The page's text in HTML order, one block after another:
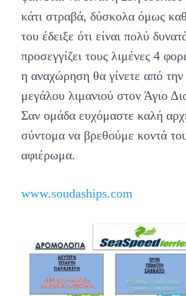
κάτι στραβά, δύσκολα όμως
του έδειξε ότι είναι πολύ
προσεγγίζει τους λιμένες 4
η αναχώρηση θα γίνετε από
μεγάλου λιμανιού στον Άγιο
Σαν ομάδα ευχόμαστε καλή
σύντομα να βρεθούμε κοντά
αφιέρωμα.
www.soudaships.com